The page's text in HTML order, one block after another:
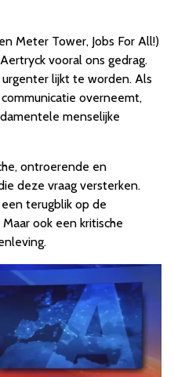
Meter Tower, Jobs For All!)
vooral ons gedrag.
lijkt te worden. Als
overneemt,
menselijke
ontroerende en
deze vraag versterken.
terugblik op de
ook een kritische